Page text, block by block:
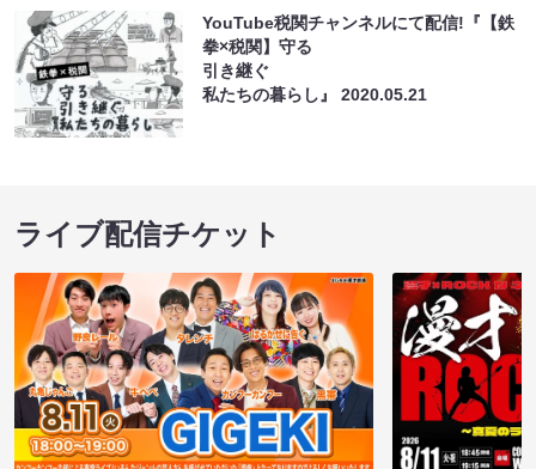
YouTube税関チャンネルにて配信!『【鉄
拳×税関】守る
引き継ぐ
私たちの暮らし』2020.05.21
ライブ配信チケット